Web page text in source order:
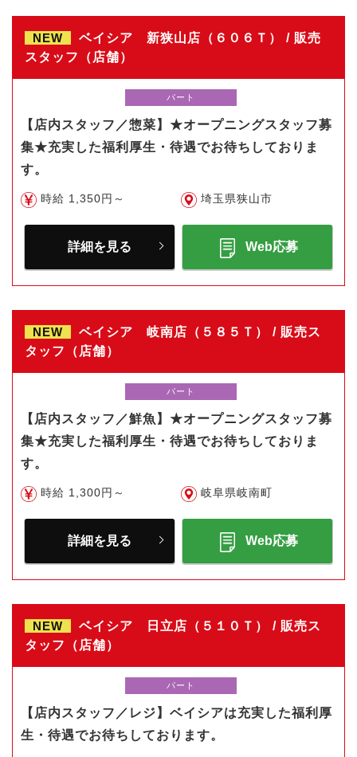
NEW
ベイシア 新狭山店（６０６Ｔ） / 販売
スタッフ（店舗）
パート
【店内スタッフ／惣菜】★オープニングスタッフ募
集★充実した福利厚生・待遇でお待ちしておりま
す。
時給 1,350円～ 埼玉県狭山市
詳細を見る Web応募
NEW
ベイシア 岐南店（５８５Ｔ） / 販売ス
タッフ（店舗）
パート
【店内スタッフ／鮮魚】★オープニングスタッフ募
集★充実した福利厚生・待遇でお待ちしておりま
す。
時給 1,300円～ 岐阜県岐南町
詳細を見る Web応募
NEW
ベイシア 日立店（５１０Ｔ） / 販売ス
タッフ（店舗）
パート
【店内スタッフ／レジ】ベイシアは充実した福利厚
生・待遇でお待ちしております。